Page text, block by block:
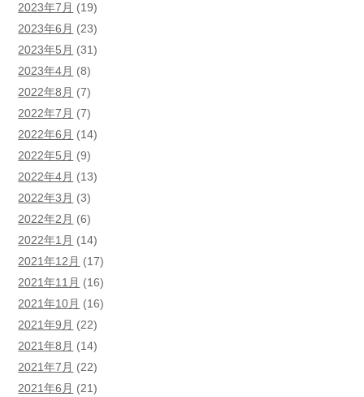
2023年7月 (19)
2023年6月 (23)
2023年5月 (31)
2023年4月 (8)
2022年8月 (7)
2022年7月 (7)
2022年6月 (14)
2022年5月 (9)
2022年4月 (13)
2022年3月 (3)
2022年2月 (6)
2022年1月 (14)
2021年12月 (17)
2021年11月 (16)
2021年10月 (16)
2021年9月 (22)
2021年8月 (14)
2021年7月 (22)
2021年6月 (21)